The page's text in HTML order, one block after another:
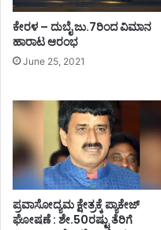
ಕೇರಳ – ದುಬೈ ಜು.7ರಿಂದ ವಿಮಾನ
ಹಾರಾಟ ಆರಂಭ
June 25, 2021
ಪ್ರವಾಸೋದ್ಯಮ ಕ್ಷೇತ್ರಕ್ಕೆ ಪ್ಯಾಕೇಜ್
ಘೋಷಣೆ : ಶೇ.50ರಷ್ಟು ತೆರಿಗೆ